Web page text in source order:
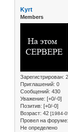
Kyrt
Members
Зарегистрирован:
Приглашений: 0
Сообщений: 430
Уважение: [+0/-0]
Позитив: [+0/-0]
Возраст: 42 [1984-
Провел на форуме:
Не определено